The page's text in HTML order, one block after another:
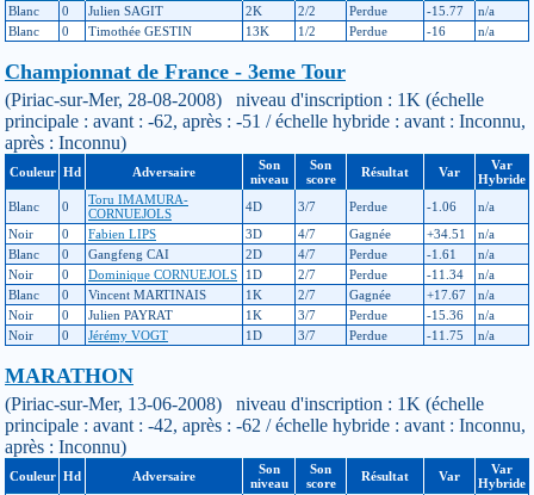
Blanc
0 Julien SAGIT 2K 2/2 Perdue -15.77
n/a
Blanc
0 Timothée GESTIN 13K 1/2 Perdue -16 n/a
Championnat de France - 3eme Tour
(Piriac-sur-Mer, 28-08-2008) niveau d'inscription : 1K (échelle
principale : avant : -62, après : -51 / échelle hybride : avant : Inconnu,
après : Inconnu)
Couleur Hd Adversaire
Son
niveau
Son
score
Résultat Var
Var
Hybride
Blanc
0
Toru IMAMURA-
CORNUEJOLS
4D 3/7 Perdue -1.06
n/a
Noir
0 Fabien LIPS 3D 4/7 Gagnée +34.51
n/a
Blanc
0 Gangfeng CAI 2D 4/7 Perdue -1.61
n/a
Noir
0 Dominique CORNUEJOLS 1D 2/7 Perdue -11.34
n/a
Blanc
0 Vincent MARTINAIS 1K 2/7 Gagnée +17.67
n/a
Noir
0 Julien PAYRAT 1K 3/7 Perdue -15.36
n/a
Noir
0 Jérémy VOGT 1D 3/7 Perdue -11.75 n/a
MARATHON
(Piriac-sur-Mer, 13-06-2008) niveau d'inscription : 1K (échelle
principale : avant : -42, après : -62 / échelle hybride : avant : Inconnu,
après : Inconnu)
Couleur Hd Adversaire
Son
niveau
Son
score
Résultat Var
Var
Hybride